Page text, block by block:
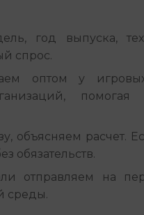
год выпуска,
спрос.
оптом у
помогая
объясняем расчет.
обязательств.
отправляем на
среды.